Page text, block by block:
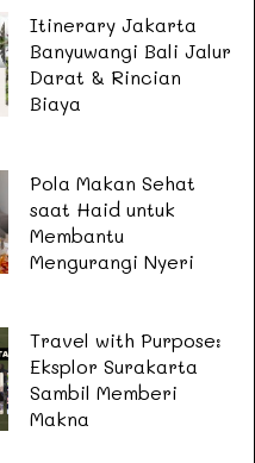
Itinerary Jakarta
Banyuwangi Bali Jalur
Darat & Rincian
Biaya
Pola Makan Sehat
saat Haid untuk
Membantu
Mengurangi Nyeri
Travel with Purpose:
Eksplor Surakarta
Sambil Memberi
Makna